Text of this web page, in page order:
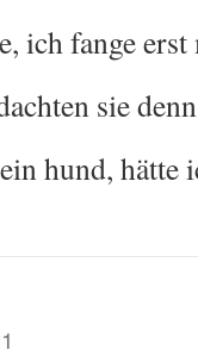
ich fange
sie
hund,